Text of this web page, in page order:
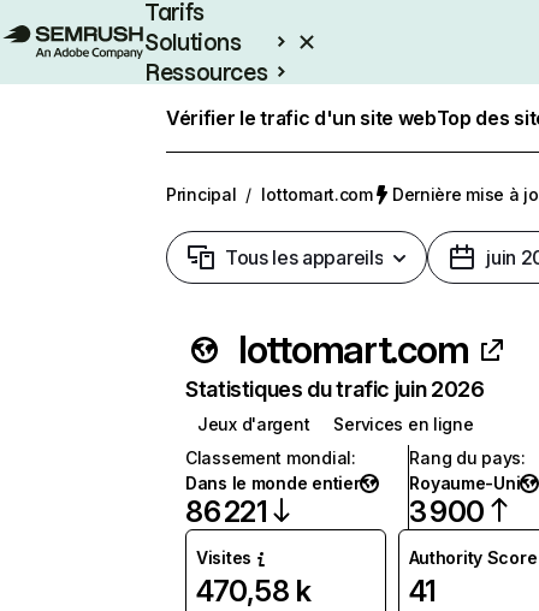
Tarifs
Solutions
Ressources
Vérifier le trafic d'un site webTop des
Principal / lottomart.com Dernière mise à
Tous les appareils juin
lottomart.com
Statistiques du trafic juin 2026
Jeux d'argent
Services en ligne
Classement mondial:
Dans le monde entier
86 221
Rang du pays:
Royaume-Uni
3 900
Visites
470,58 k
Authority Score
41